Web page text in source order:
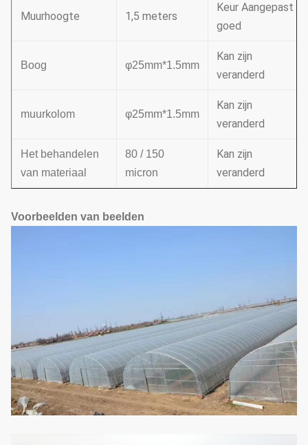
Muurhoogte 1,5 meters
Keur Aangepast
goed
Boog φ25mm*1.5mm
Kan zijn
veranderd
muurkolom φ25mm*1.5mm
Kan zijn
veranderd
Het behandelen
van materiaal
80 / 150
micron
Kan zijn
veranderd
Voorbeelden van beelden